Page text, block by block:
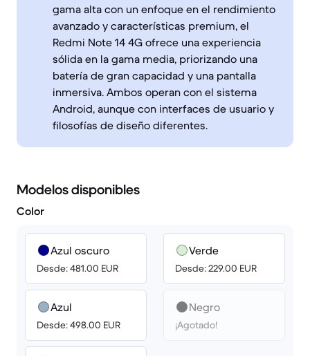
gama alta con un enfoque en el rendimiento
avanzado y características premium, el
Redmi Note 14 4G ofrece una experiencia
sólida en la gama media, priorizando una
batería de gran capacidad y una pantalla
inmersiva. Ambos operan con el sistema
Android, aunque con interfaces de usuario y
filosofías de diseño diferentes.
Modelos disponibles
Color
Azul oscuro
Desde: 481.00 EUR
Azul
Desde: 498.00 EUR
Verde
Desde: 229.00 EUR
Negro
¡Agotado!